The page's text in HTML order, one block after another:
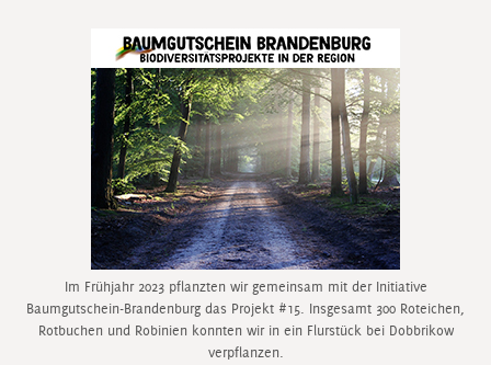
Im Frühjahr 2023 pflanzten wir gemeinsam mit der Initiative
Baumgutschein-Brandenburg das Projekt #15. Insgesamt 300 Roteichen,
Rotbuchen und Robinien konnten wir in ein Flurstück bei Dobbrikow
verpflanzen.